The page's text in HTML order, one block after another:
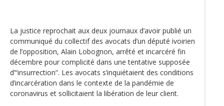
La justice reprochait aux deux journaux d’avoir publié un
communiqué du collectif des avocats d’un député ivoirien
de l’opposition, Alain Lobognon, arrêté et incarcéré fin
décembre pour complicité dans une tentative supposée
d’“insurrection”. Les avocats s’inquiétaient des conditions
d’incarcération dans le contexte de la pandémie de
coronavirus et sollicitaient la libération de leur client.